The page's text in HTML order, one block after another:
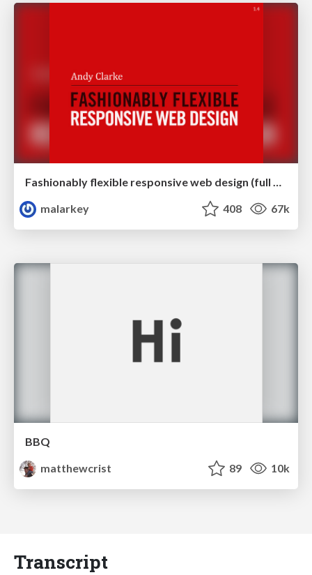
malarkey
408 67k
BBQ
matthewcrist
89 10k
Transcript